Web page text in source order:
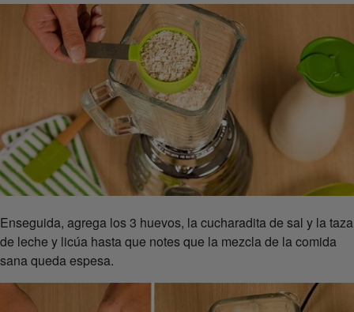
Enseguida, agrega los 3 huevos, la cucharadita de sal y la taza
de leche y licúa hasta que notes que la mezcla de la comida
sana queda espesa.